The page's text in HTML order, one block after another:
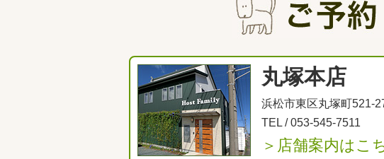
丸塚本店
浜松市東区丸塚町521-
TEL /053-545-7511
＞店舗案内はこ